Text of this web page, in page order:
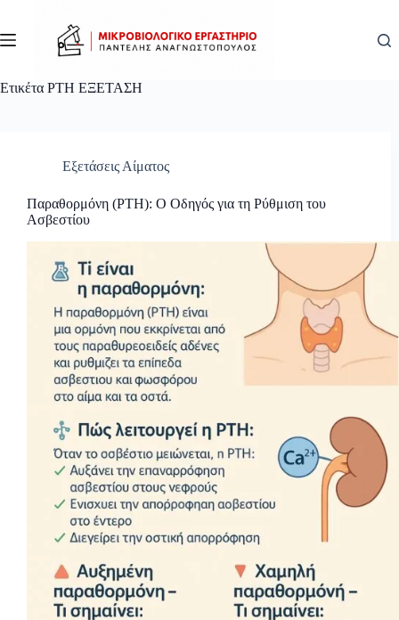
περιεχόμενο
Ετικέτα PTH ΕΞΕΤΑΣΗ
Εξετάσεις Αίματος
Παραθορμόνη (PTH): Ο Οδηγός για τη Ρύθμιση του
Ασβεστίου